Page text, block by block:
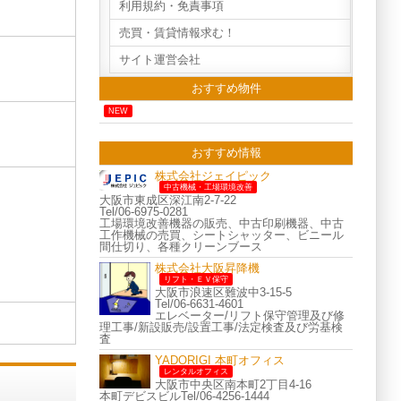
利用規約・免責事項
売買・賃貸情報求む！
サイト運営会社
おすすめ物件
NEW
おすすめ情報
株式会社ジェイピック
中古機械・工場環境改善
大阪市東成区深江南2-7-22
Tel/06-6975-0281
工場環境改善機器の販売、中古印刷機器、中古
工作機械の売買、シートシャッター、ビニール
間仕切り、各種クリーンブース
株式会社大阪昇降機
リフト・ＥＶ保守
大阪市浪速区難波中3-15-5
Tel/06-6631-4601
エレベーター/リフト保守管理及び修
理工事/新設販売/設置工事/法定検査及び労基検
査
YADORIGI 本町オフィス
レンタルオフィス
大阪市中央区南本町2丁目4-16
本町デビスビルTel/06-4256-1444